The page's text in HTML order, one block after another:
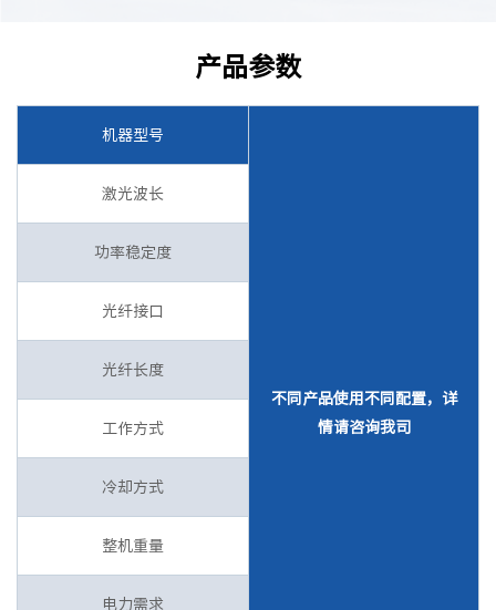
产品参数
机器型号
不同产品使用不同配置，详
情请咨询我司
激光波长
功率稳定度
光纤接口
光纤长度
工作方式
冷却方式
整机重量
电力需求